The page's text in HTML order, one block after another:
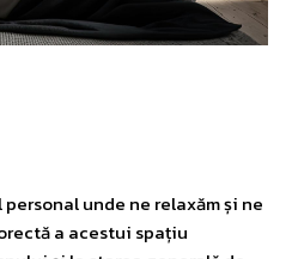
unde ne relaxăm și ne
a acestui spațiu